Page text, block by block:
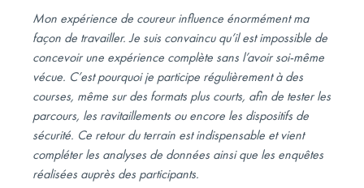
Mon expérience de coureur influence énormément ma
façon de travailler. Je suis convaincu qu’il est impossible de
concevoir une expérience complète sans l’avoir soi-même
vécue. C’est pourquoi je participe régulièrement à des
courses, même sur des formats plus courts, afin de tester les
parcours, les ravitaillements ou encore les dispositifs de
sécurité. Ce retour du terrain est indispensable et vient
compléter les analyses de données ainsi que les enquêtes
réalisées auprès des participants.